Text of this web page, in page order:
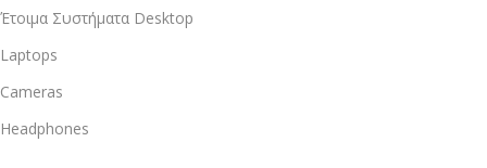
Έτοιμα Συστήματα Desktop
Laptops
Cameras
Headphones